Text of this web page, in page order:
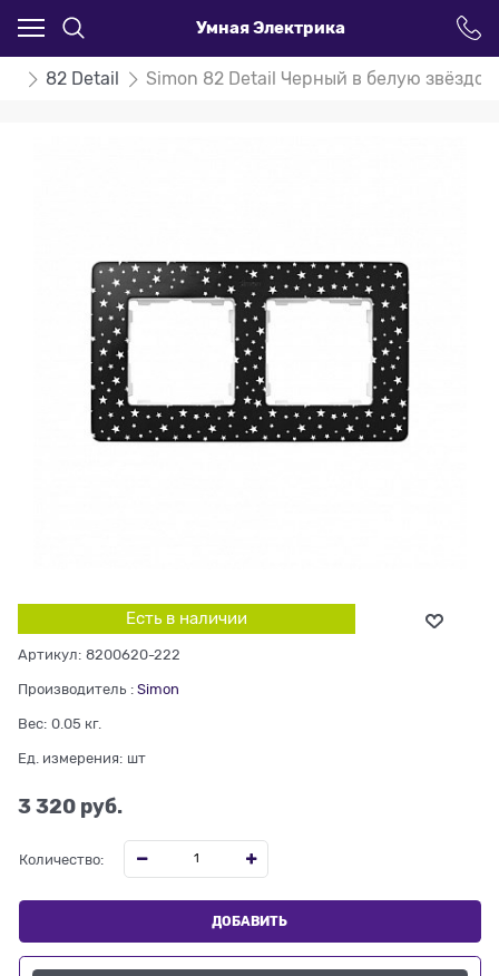
Умная Электрика
82 Detail Simon 82 Detail Черный в белую
Есть в наличии
Артикул: 8200620-222
Производитель : Simon
Вес: 0.05 кг.
Ед. измерения: шт
3 320 руб.
Количество:
ДОБАВИТЬ